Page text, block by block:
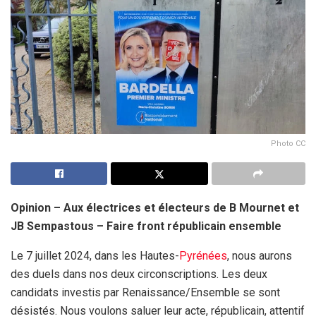
Photo CC
Opinion – Aux électrices et électeurs de B Mournet et
JB Sempastous – Faire front républicain ensemble
Le 7 juillet 2024, dans les Hautes-Pyrénées, nous aurons
des duels dans nos deux circonscriptions. Les deux
candidats investis par Renaissance/Ensemble se sont
désistés. Nous voulons saluer leur acte, républicain, attentif